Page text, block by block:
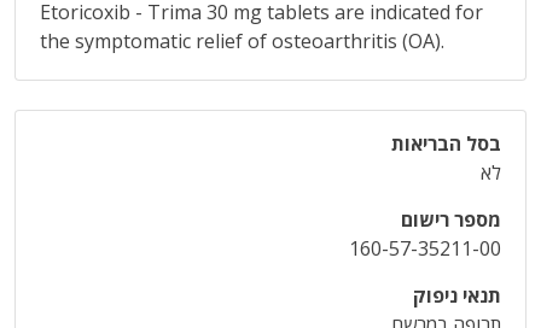
Etoricoxib - Trima 30 mg tablets are indicated for
the symptomatic relief of osteoarthritis (OA).
בסל הבריאות
לא
מספר רישום
160-57-35211-00
תנאי ניפוק